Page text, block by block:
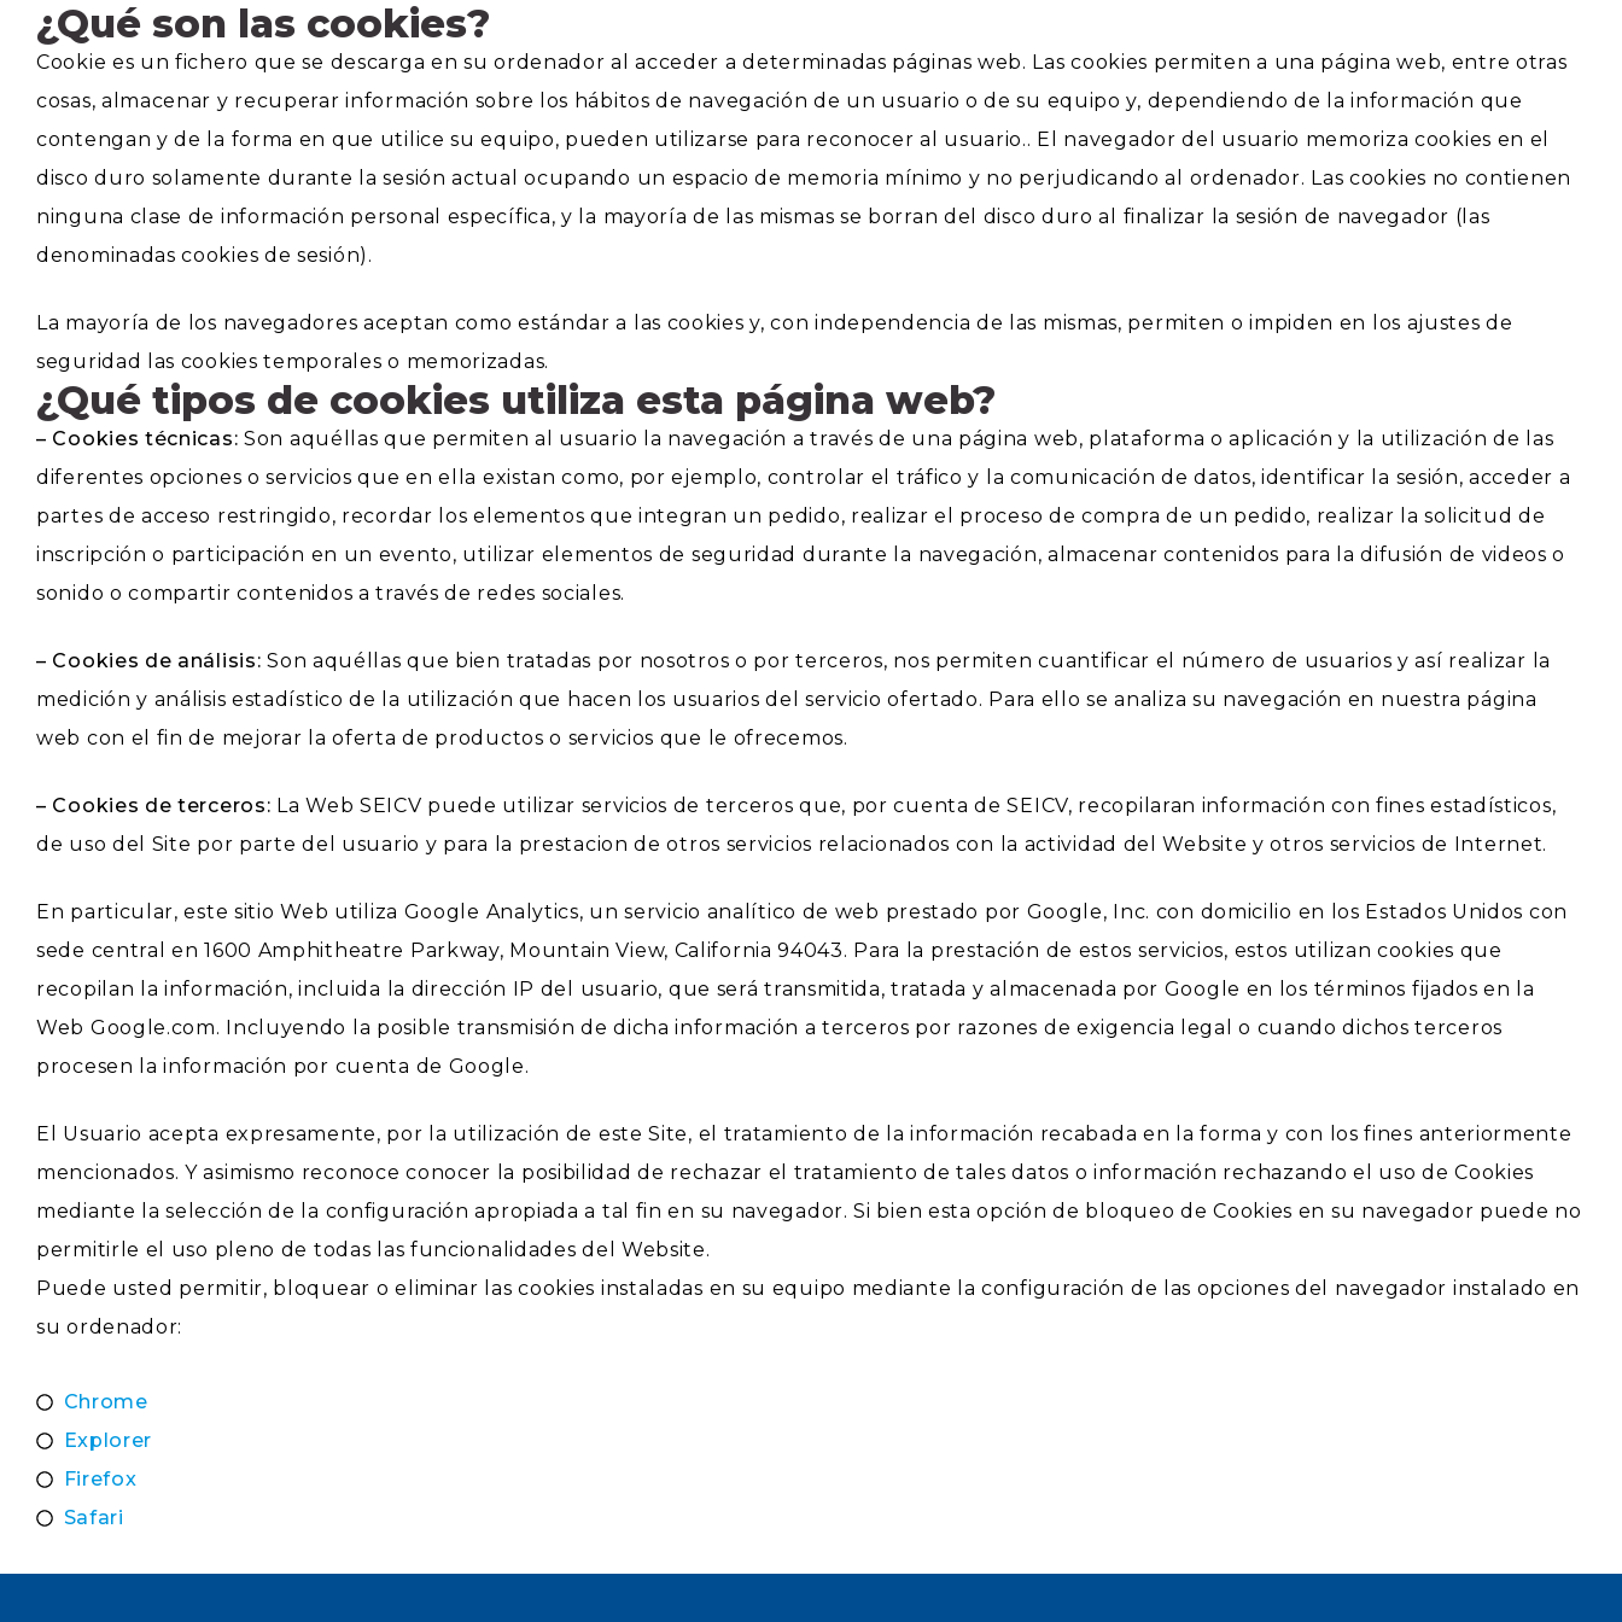
¿Qué son las cookies?
Cookie es un fichero que se descarga en su ordenador al acceder a determinadas páginas web. Las cookies permiten a una página web, entre otras
cosas, almacenar y recuperar información sobre los hábitos de navegación de un usuario o de su equipo y, dependiendo de la información que
contengan y de la forma en que utilice su equipo, pueden utilizarse para reconocer al usuario.. El navegador del usuario memoriza cookies en el
disco duro solamente durante la sesión actual ocupando un espacio de memoria mínimo y no perjudicando al ordenador. Las cookies no contienen
ninguna clase de información personal específica, y la mayoría de las mismas se borran del disco duro al finalizar la sesión de navegador (las
denominadas cookies de sesión).
La mayoría de los navegadores aceptan como estándar a las cookies y, con independencia de las mismas, permiten o impiden en los ajustes de
seguridad las cookies temporales o memorizadas.
¿Qué tipos de cookies utiliza esta página web?
– Cookies técnicas: Son aquéllas que permiten al usuario la navegación a través de una página web, plataforma o aplicación y la utilización de las
diferentes opciones o servicios que en ella existan como, por ejemplo, controlar el tráfico y la comunicación de datos, identificar la sesión, acceder a
partes de acceso restringido, recordar los elementos que integran un pedido, realizar el proceso de compra de un pedido, realizar la solicitud de
inscripción o participación en un evento, utilizar elementos de seguridad durante la navegación, almacenar contenidos para la difusión de videos o
sonido o compartir contenidos a través de redes sociales.
– Cookies de análisis: Son aquéllas que bien tratadas por nosotros o por terceros, nos permiten cuantificar el número de usuarios y así realizar la
medición y análisis estadístico de la utilización que hacen los usuarios del servicio ofertado. Para ello se analiza su navegación en nuestra página
web con el fin de mejorar la oferta de productos o servicios que le ofrecemos.
– Cookies de terceros: La Web SEICV puede utilizar servicios de terceros que, por cuenta de SEICV, recopilaran información con fines estadísticos,
de uso del Site por parte del usuario y para la prestacion de otros servicios relacionados con la actividad del Website y otros servicios de Internet.
En particular, este sitio Web utiliza Google Analytics, un servicio analítico de web prestado por Google, Inc. con domicilio en los Estados Unidos con
sede central en 1600 Amphitheatre Parkway, Mountain View, California 94043. Para la prestación de estos servicios, estos utilizan cookies que
recopilan la información, incluida la dirección IP del usuario, que será transmitida, tratada y almacenada por Google en los términos fijados en la
Web Google.com. Incluyendo la posible transmisión de dicha información a terceros por razones de exigencia legal o cuando dichos terceros
procesen la información por cuenta de Google.
El Usuario acepta expresamente, por la utilización de este Site, el tratamiento de la información recabada en la forma y con los fines anteriormente
mencionados. Y asimismo reconoce conocer la posibilidad de rechazar el tratamiento de tales datos o información rechazando el uso de Cookies
mediante la selección de la configuración apropiada a tal fin en su navegador. Si bien esta opción de bloqueo de Cookies en su navegador puede no
permitirle el uso pleno de todas las funcionalidades del Website.
Puede usted permitir, bloquear o eliminar las cookies instaladas en su equipo mediante la configuración de las opciones del navegador instalado en
su ordenador:
Chrome
Explorer
Firefox
Safari